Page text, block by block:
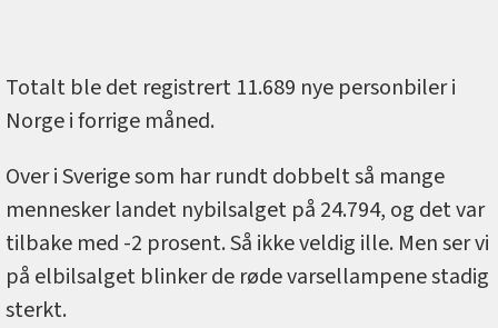
Totalt ble det registrert 11.689 nye personbiler i
Norge i forrige måned.
Over i Sverige som har rundt dobbelt så mange
mennesker landet nybilsalget på 24.794, og det var
tilbake med -2 prosent. Så ikke veldig ille. Men ser vi
på elbilsalget blinker de røde varsellampene stadig
sterkt.